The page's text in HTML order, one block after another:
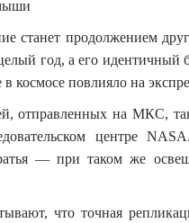
станет продолжением
год, а его идентичный
космосе повлияло на
отправленных на МКС,
центре
— при таком же
что точная